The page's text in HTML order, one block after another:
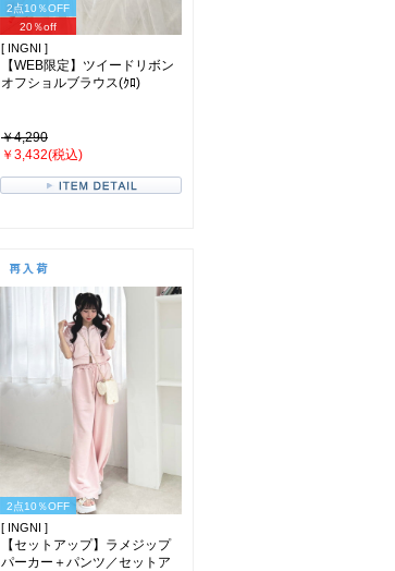
2点10％OFF
20％off
[ INGNI ]
【WEB限定】ツイードリボン
オフショルブラウス(ｸﾛ)
￥4,290
￥3,432(税込)
2点10％OFF
[ INGNI ]
【セットアップ】ラメジップ
パーカー＋パンツ／セットア